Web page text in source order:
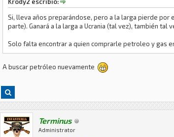
Si, lleva años preparándose, pero a la larga pierde por
parte). Ganará a la larga a Ucrania (tal vez), también
Solo falta encontrar a quien comprarle petroleo y gas
A buscar petróleo nuevamente
Terminus
Administrator